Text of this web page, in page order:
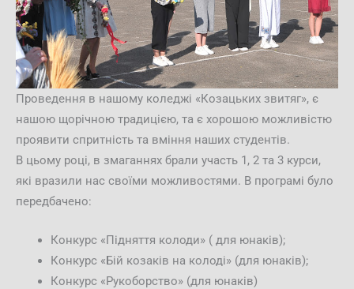
Проведення в нашому коледжі «Козацьких звитяг», є
нашою щорічною традицією, та є хорошою можливістю
проявити спритність та вміння наших студентів.
В цьому році, в змаганнях брали участь 1, 2 та 3 курси,
які вразили нас своїми можливостями. В програмі було
передбачено:
Конкурс «Підняття колоди» ( для юнаків);
Конкурс «Бій козаків на колоді» (для юнаків);
Конкурс «Рукоборство» (для юнаків)